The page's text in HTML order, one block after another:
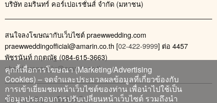
บริษัท อมรินทร์ คอร์เปอเรชั่นส์ จำกัด (มหาชน)
สนใจลงโฆษณากับเว็บไซต์ praewwedding.com
praewweddingofficial@amarin.co.th [02-422-9999] ต่อ 4457
พัชรนันท์ กฤตณัฐ (084-615-3663)
phatcharanan_kr@amarin.co.th
ติดต่อแจ้งปัญหาหรือร้องเรียน
คุกกี้เพื่อการโฆษณา (Marketing/Advertising
Cookies) – จดจำและประมวลผลข้อมูลที่เกี่ยวข้องกับ
การเข้าเยี่ยมชมหน้าเว็บไซต์ของท่าน เพื่อนำไปใช้เป็น
ข้อมูลประกอบการปรับเปลี่ยนหน้าเว็บไซต์ รวมถึงนำ